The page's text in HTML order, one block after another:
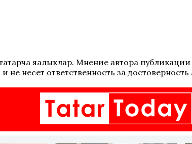
яңалыклар. Мнение автора
не несет ответственность за